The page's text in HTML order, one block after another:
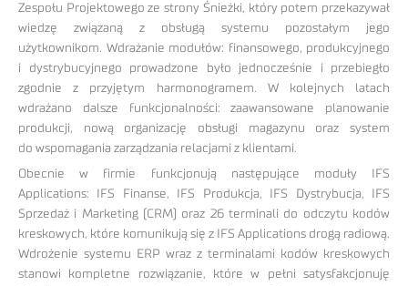
Zespołu Projektowego ze strony Śnieżki, który potem przekazywał
wiedzę związaną z obsługą systemu pozostałym jego
użytkownikom. Wdrażanie modułów: finansowego, produkcyjnego
i dystrybucyjnego prowadzone było jednocześnie i przebiegło
zgodnie z przyjętym harmonogramem. W kolejnych latach
wdrażano dalsze funkcjonalności: zaawansowane planowanie
produkcji, nową organizację obsługi magazynu oraz system
do wspomagania zarządzania relacjami z klientami.
Obecnie w firmie funkcjonują następujące moduły IFS
Applications: IFS Finanse, IFS Produkcja, IFS Dystrybucja, IFS
Sprzedaż i Marketing (CRM) oraz 26 terminali do odczytu kodów
kreskowych, które komunikują się z IFS Applications drogą radiową.
Wdrożenie systemu ERP wraz z terminalami kodów kreskowych
stanowi kompletne rozwiązanie, które w pełni satysfakcjonuję